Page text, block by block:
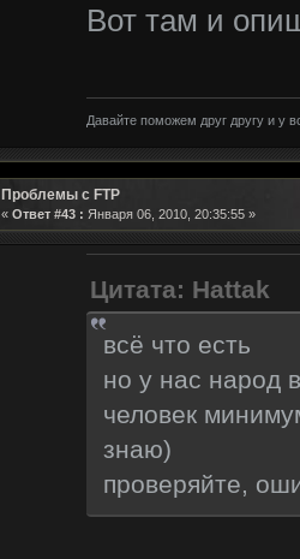
Вот там и
Давайте поможем друг другу и у
Проблемы с FTP
« Ответ #43 : Января 06, 2010, 20:35:55 »
Цитата: Hattak
всё что есть
но у нас народ
человек
знаю)
проверяйте,